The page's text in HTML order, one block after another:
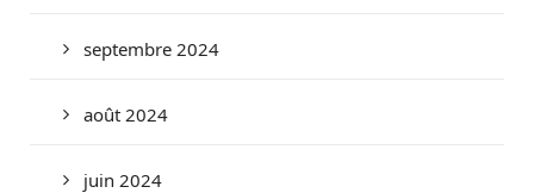
septembre 2024
août 2024
juin 2024